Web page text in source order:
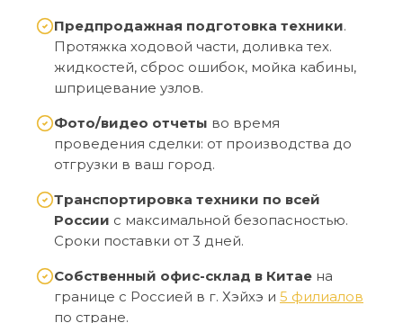
Предпродажная подготовка техники.
Протяжка ходовой части, доливка тех.
жидкостей, сброс ошибок, мойка кабины,
шприцевание узлов.
Фото/видео отчеты во время
проведения сделки: от производства до
отгрузки в ваш город.
Транспортировка техники по всей
России с максимальной безопасностью.
Сроки поставки от 3 дней.
Собственный офис-склад в Китае на
границе с Россией в г. Хэйхэ и 5 филиалов
по стране.